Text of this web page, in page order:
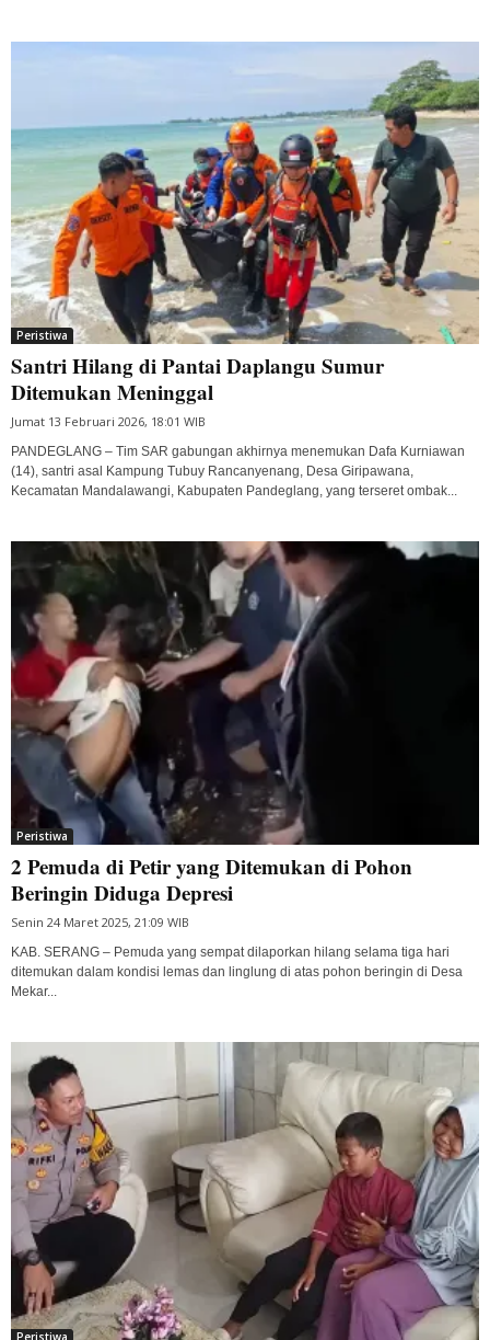
Peristiwa
Santri Hilang di Pantai Daplangu Sumur
Ditemukan Meninggal
Jumat 13 Februari 2026, 18:01 WIB
PANDEGLANG – Tim SAR gabungan akhirnya menemukan Dafa Kurniawan
(14), santri asal Kampung Tubuy Rancanyenang, Desa Giripawana,
Kecamatan Mandalawangi, Kabupaten Pandeglang, yang terseret ombak...
Peristiwa
2 Pemuda di Petir yang Ditemukan di Pohon
Beringin Diduga Depresi
Senin 24 Maret 2025, 21:09 WIB
KAB. SERANG – Pemuda yang sempat dilaporkan hilang selama tiga hari
ditemukan dalam kondisi lemas dan linglung di atas pohon beringin di Desa
Mekar...
Peristiwa